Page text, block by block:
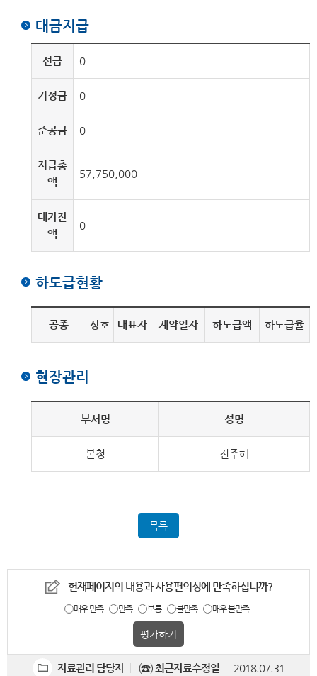
대금지급
선금 0
기성금 0
준공금 0
지급총
액
57,750,000
대가잔
액
0
하도급현황
공종 상호 대표자 계약일자 하도급액 하도급율
현장관리
부서명 성명
본청 진주혜
목록
현재페이지의 내용과 사용편의성에 만족하십니까?
매우 만족 만족 보통 불만족 매우 불만족
자료관리 담당자 (☎) 최근자료수정일 2018.07.31